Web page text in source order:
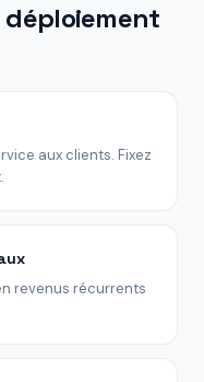
aux clients. Fixez
revenus récurrents